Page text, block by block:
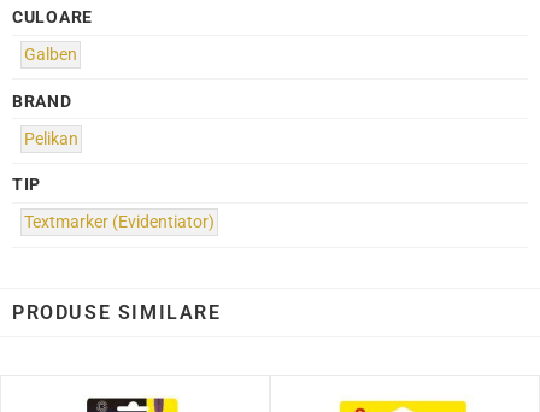
CULOARE
Galben
BRAND
Pelikan
TIP
Textmarker (Evidentiator)
PRODUSE SIMILARE